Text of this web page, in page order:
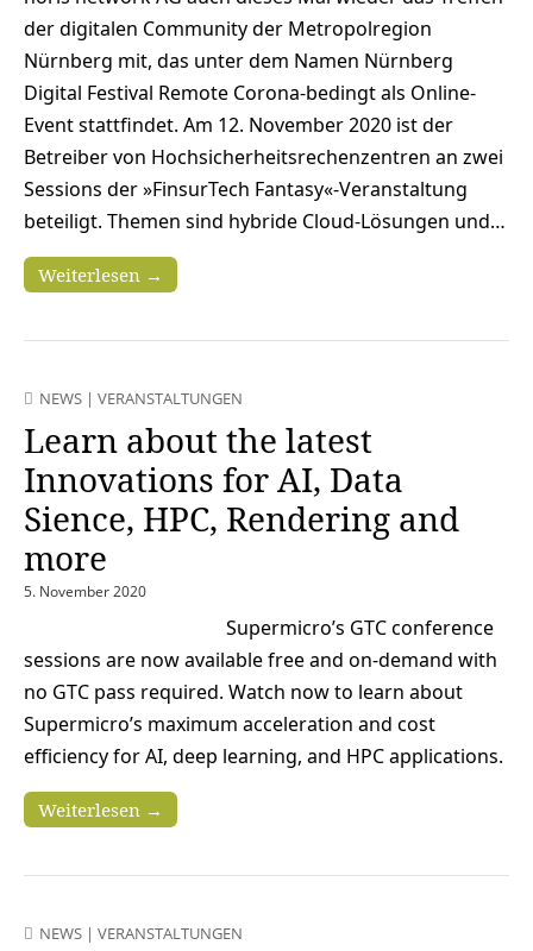
der digitalen Community der Metropolregion
Nürnberg mit, das unter dem Namen Nürnberg
Digital Festival Remote Corona-bedingt als Online-
Event stattfindet. Am 12. November 2020 ist der
Betreiber von Hochsicherheitsrechenzentren an zwei
Sessions der »FinsurTech Fantasy«-Veranstaltung
beteiligt. Themen sind hybride Cloud-Lösungen und…
Weiterlesen →
NEWS | VERANSTALTUNGEN
Learn about the latest
Innovations for AI, Data
Sience, HPC, Rendering and
more
5. November 2020
Supermicro’s GTC conference
sessions are now available free and on-demand with
no GTC pass required. Watch now to learn about
Supermicro’s maximum acceleration and cost
efficiency for AI, deep learning, and HPC applications.
Weiterlesen →
NEWS | VERANSTALTUNGEN